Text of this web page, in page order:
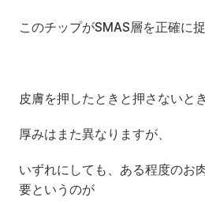
このチップがSMAS層を正確に
皮膚を押したときと押さないと
厚みはまた異なりますが、
いずれにしても、ある程度のお
要というのが